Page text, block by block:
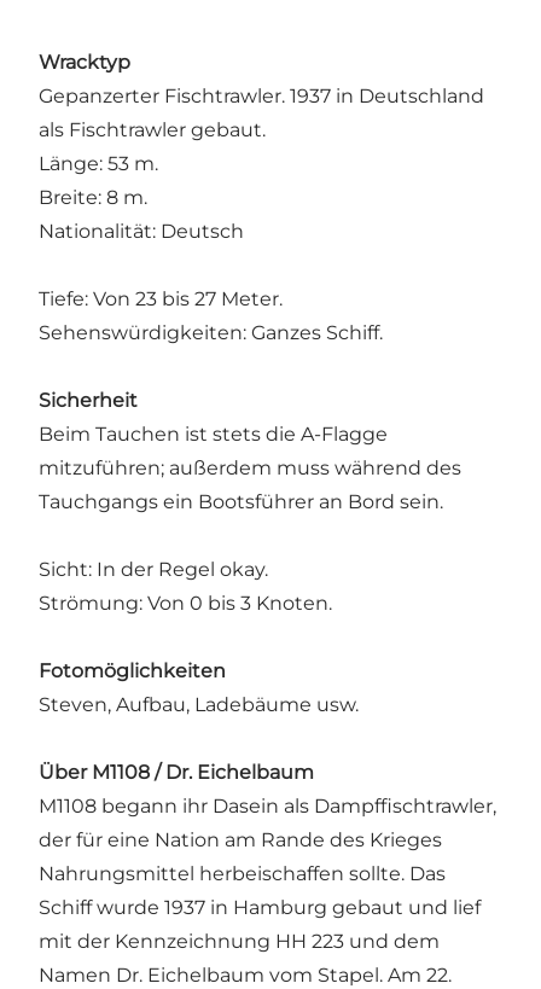
Wracktyp
Gepanzerter Fischtrawler. 1937 in Deutschland
als Fischtrawler gebaut.
Länge: 53 m.
Breite: 8 m.
Nationalität: Deutsch
Tiefe: Von 23 bis 27 Meter.
Sehenswürdigkeiten: Ganzes Schiff.
Sicherheit
Beim Tauchen ist stets die A-Flagge
mitzuführen; außerdem muss während des
Tauchgangs ein Bootsführer an Bord sein.
Sicht: In der Regel okay.
Strömung: Von 0 bis 3 Knoten.
Fotomöglichkeiten
Steven, Aufbau, Ladebäume usw.
Über M1108 / Dr. Eichelbaum
M1108 begann ihr Dasein als Dampffischtrawler,
der für eine Nation am Rande des Krieges
Nahrungsmittel herbeischaffen sollte. Das
Schiff wurde 1937 in Hamburg gebaut und lief
mit der Kennzeichnung HH 223 und dem
Namen Dr. Eichelbaum vom Stapel. Am 22.